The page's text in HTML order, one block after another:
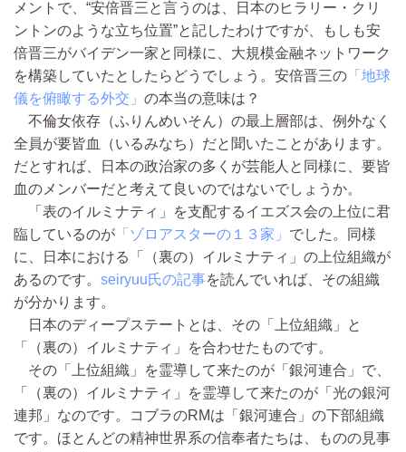
メントで、“安倍晋三と言うのは、日本のヒラリー・クリ
ントンのような立ち位置”と記したわけですが、もしも安
倍晋三がバイデン一家と同様に、大規模金融ネットワーク
を構築していたとしたらどうでしょう。安倍晋三の 「地球
儀を俯瞰する外交」 の本当の意味は？
不倫女依存（ふりんめいそん）の最上層部は、例外なく
全員が要皆血（いるみなち）だと聞いたことがあります。
だとすれば、日本の政治家の多くが芸能人と同様に、要皆
血のメンバーだと考えて良いのではないでしょうか。
「表のイルミナティ」を支配するイエズス会の上位に君
臨しているのが 「ゾロアスターの１３家」 でした。同様
に、日本における「（裏の）イルミナティ」の上位組織が
あるのです。 seiryuu氏の記事を読んでいれば、その組織
が分かります。
日本のディープステートとは、その「上位組織」と
「（裏の）イルミナティ」を合わせたものです。
その「上位組織」を霊導して来たのが「銀河連合」で、
「（裏の）イルミナティ」を霊導して来たのが「光の銀河
連邦」なのです。コブラのRMは「銀河連合」の下部組織
です。ほとんどの精神世界系の信奉者たちは、ものの見事